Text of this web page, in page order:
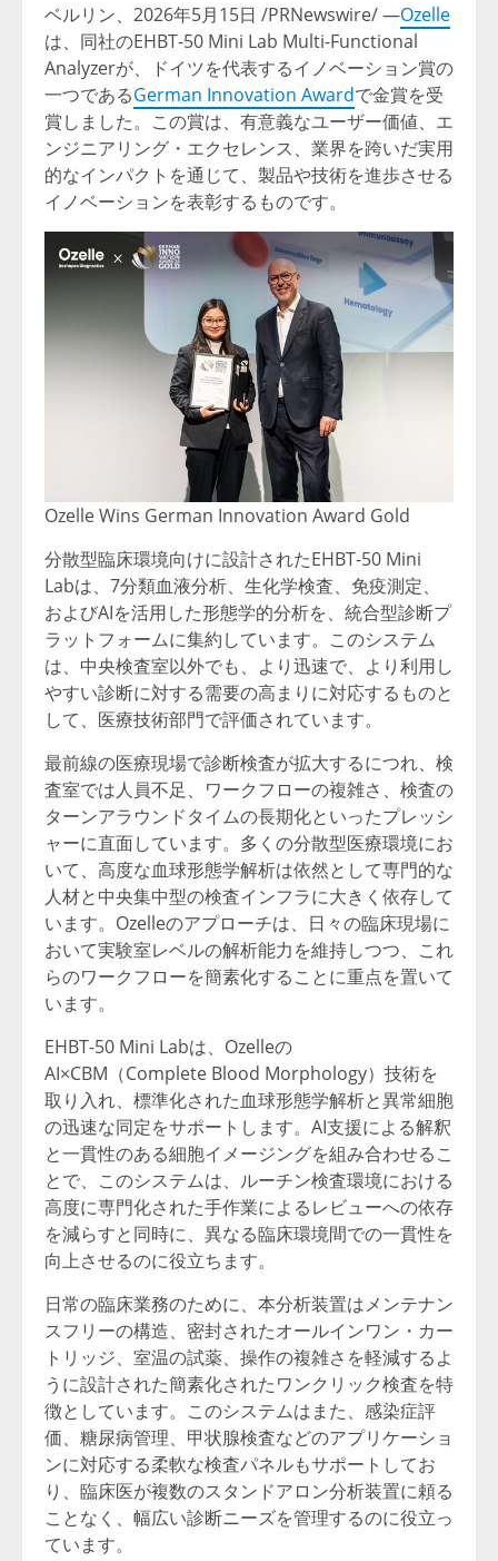
ベルリン、2026年5月15日 /PRNewswire/ —Ozelle
は、同社のEHBT-50 Mini Lab Multi-Functional
Analyzerが、ドイツを代表するイノベーション賞の
一つであるGerman Innovation Awardで金賞を受
賞しました。この賞は、有意義なユーザー価値、エ
ンジニアリング・エクセレンス、業界を跨いだ実用
的なインパクトを通じて、製品や技術を進歩させる
イノベーションを表彰するものです。
Ozelle Wins German Innovation Award Gold
分散型臨床環境向けに設計されたEHBT-50 Mini
Labは、 7分類血液分析、生化学検査、免疫測定、
およびAIを活用した形態学的分析を、統合型診断プ
ラットフォームに集約しています。このシステム
は、中央検査室以外でも、より迅速で、より利用し
やすい診断に対する需要の高まりに対応するものと
して、医療技術部門で評価されています。
最前線の医療現場で診断検査が拡大するにつれ、検
査室では人員不足、ワークフローの複雑さ、 検査の
ターンアラウンドタイムの長期化といったプレッシ
ャーに直面しています。多くの分散型医療環境にお
いて、高度な血球形態学解析は依然として専門的な
人材と中央集中型の検査インフラに大きく依存して
います。Ozelleのアプローチは、日々の臨床現場に
おいて実験室レベルの解析能力を維持しつつ、これ
らのワークフローを簡素化することに重点を置いて
います。
EHBT-50 Mini Labは、Ozelleの
AI×CBM（Complete Blood Morphology）技術を
取り入れ、標準化された血球形態学解析と異常細胞
の迅速な同定をサポートします。AI支援による解釈
と一貫性のある細胞イメージングを組み合わせるこ
とで、このシステムは、ルーチン検査環境における
高度に専門化された手作業によるレビューへの依存
を減らすと同時に、異なる臨床環境間での一貫性を
向上させるのに役立ちます。
日常の臨床業務のために、本分析装置はメンテナン
スフリーの構造、密封されたオールインワン・カー
トリッジ、室温の試薬、操作の複雑さを軽減するよ
うに設計された簡素化されたワンクリック検査を特
徴としています。このシステムはまた、感染症評
価、糖尿病管理、甲状腺検査などのアプリケーショ
ンに対応する柔軟な検査パネルもサポートしてお
り、臨床医が複数のスタンドアロン分析装置に頼る
ことなく、幅広い診断ニーズを管理するのに役立っ
ています。